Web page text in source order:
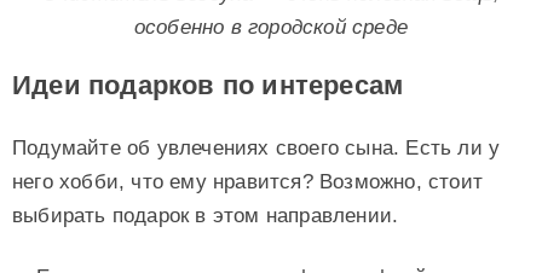
особенно в городской среде
Идеи подарков по интересам
Подумайте об увлечениях своего сына. Есть ли у
него хобби, что ему нравится? Возможно, стоит
выбирать подарок в этом направлении.